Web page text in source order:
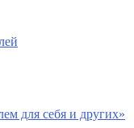
для себя и других»